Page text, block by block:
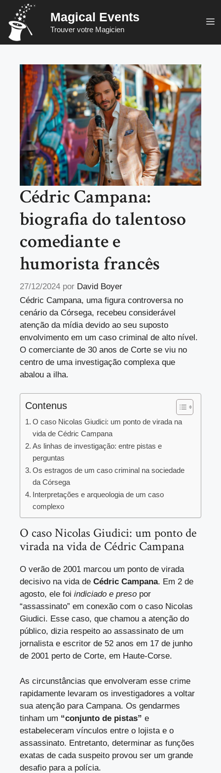
para
conteúdo
Magical Events
Trouver votre Magicien
Cédric Campana:
biografia do talentoso
comediante e
humorista francês
27/12/2024 por David Boyer
Cédric Campana, uma figura controversa no
cenário da Córsega, recebeu considerável
atenção da mídia devido ao seu suposto
envolvimento em um caso criminal de alto nível.
O comerciante de 30 anos de Corte se viu no
centro de uma investigação complexa que
abalou a ilha.
Contenus
O caso Nicolas Giudici: um ponto de virada na
vida de Cédric Campana
As linhas de investigação: entre pistas e
perguntas
Os estragos de um caso criminal na sociedade
da Córsega
Interpretações e arqueologia de um caso
complexo
O caso Nicolas Giudici: um ponto de
virada na vida de Cédric Campana
O verão de 2001 marcou um ponto de virada
decisivo na vida de Cédric Campana. Em 2 de
agosto, ele foi indiciado e preso por
“assassinato” em conexão com o caso Nicolas
Giudici. Esse caso, que chamou a atenção do
público, dizia respeito ao assassinato de um
jornalista e escritor de 52 anos em 17 de junho
de 2001 perto de Corte, em Haute-Corse.
As circunstâncias que envolveram esse crime
rapidamente levaram os investigadores a voltar
sua atenção para Campana. Os gendarmes
tinham um “conjunto de pistas” e
estabeleceram vínculos entre o lojista e o
assassinato. Entretanto, determinar as funções
exatas de cada suspeito provou ser um grande
desafio para a polícia.